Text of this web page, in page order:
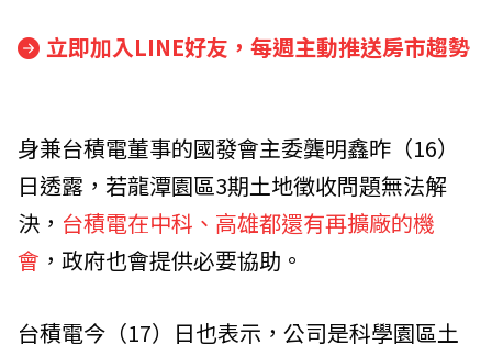
立即加入LINE好友，每週主動推送房市趨勢
身兼台積電董事的國發會主委龔明鑫昨（16）
日透露，若龍潭園區3期土地徵收問題無法解
決， 台積電在中科、高雄都還有再擴廠的機
會 ，政府也會提供必要協助。
台積電今（17）日也表示，公司是科學園區土